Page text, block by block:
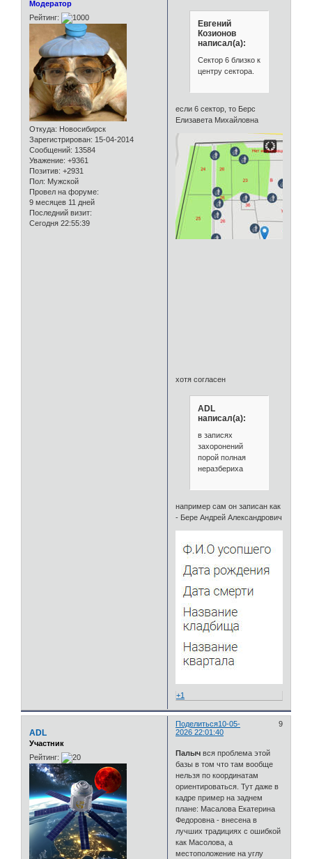
Модератор
Рейтинг:
Откуда: Новосибирск
Зарегистрирован: 15-04-2014
Сообщений: 13584
Уважение: +9361
Позитив: +2931
Пол: Мужской
Провел на форуме:
9 месяцев 11 дней
Последний визит:
Сегодня 22:55:39
Евгений
Козионов
написал(а):
Сектор 6 близко к
центру сектора.
если 6 сектор, то Берс
Елизавета Михайловна
хотя согласен
ADL
написал(а):
в записях
захоронений
порой полная
неразбериха
например сам он записан как
- Бере Андрей Александрович
+1
Поделиться 9
10-05-
2026 22:01:40
ADL
Участник
Рейтинг:
Палыч вся проблема этой
базы в том что там вообще
нельзя по координатам
ориентироваться. Тут даже в
кадре пример на заднем
плане: Масалова Екатерина
Федоровна - внесена в
лучших традициях с ошибкой
как Масолова, а
местоположение на углу